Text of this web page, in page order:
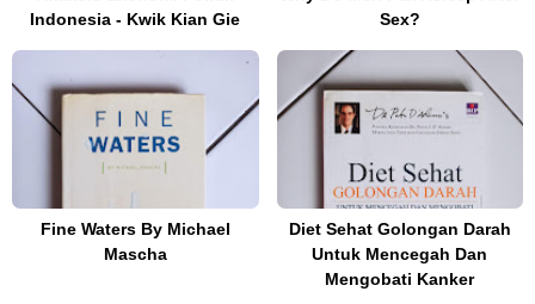
Indonesia - Kwik Kian Gie
Sex?
Fine Waters By Michael
Mascha
Diet Sehat Golongan Darah
Untuk Mencegah Dan
Mengobati Kanker